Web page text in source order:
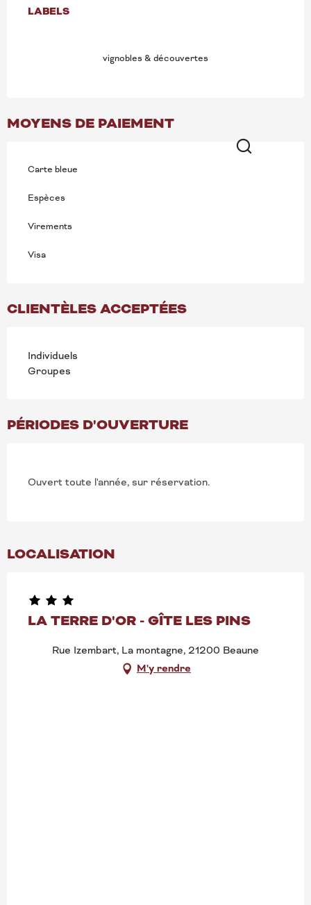
LABELS
LABELS
vignobles & découvertes
MOYENS DE PAIEMENT
Carte bleue
Espèces
Virements
Visa
CLIENTÈLES ACCEPTÉES
Individuels
Groupes
PÉRIODES D'OUVERTURE
Ouvert toute l'année, sur réservation.
LOCALISATION
LA TERRE D'OR - GÎTE LES PINS
Rue Izembart, La montagne, 21200 Beaune
M'y rendre